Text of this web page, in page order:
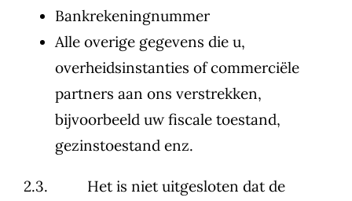
Bankrekeningnummer
Alle overige gegevens die u,
overheidsinstanties of commerciële
partners aan ons verstrekken,
bijvoorbeeld uw fiscale toestand,
gezinstoestand enz.
2.3. Het is niet uitgesloten dat de